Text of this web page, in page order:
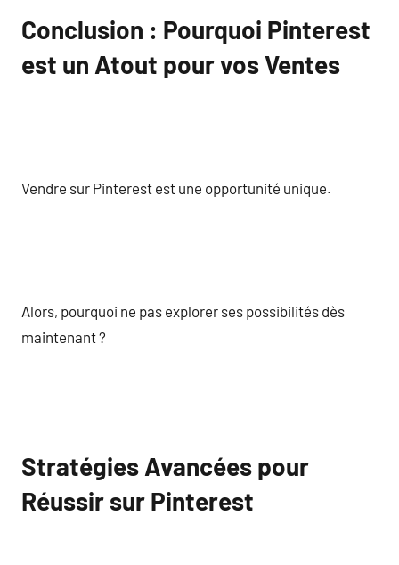
Conclusion : Pourquoi Pinterest
est un Atout pour vos Ventes
Vendre sur Pinterest est une opportunité unique.
Alors, pourquoi ne pas explorer ses possibilités dès
maintenant ?
Stratégies Avancées pour
Réussir sur Pinterest